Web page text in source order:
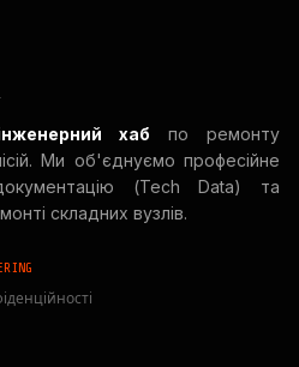
хаб по ремонту
Ми об'єднуємо професійне
(Tech Data) та
складних вузлів.